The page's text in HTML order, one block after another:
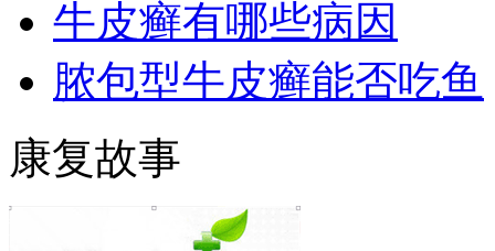
牛皮癣有哪些病因
脓包型牛皮癣能否吃鱼
康复故事